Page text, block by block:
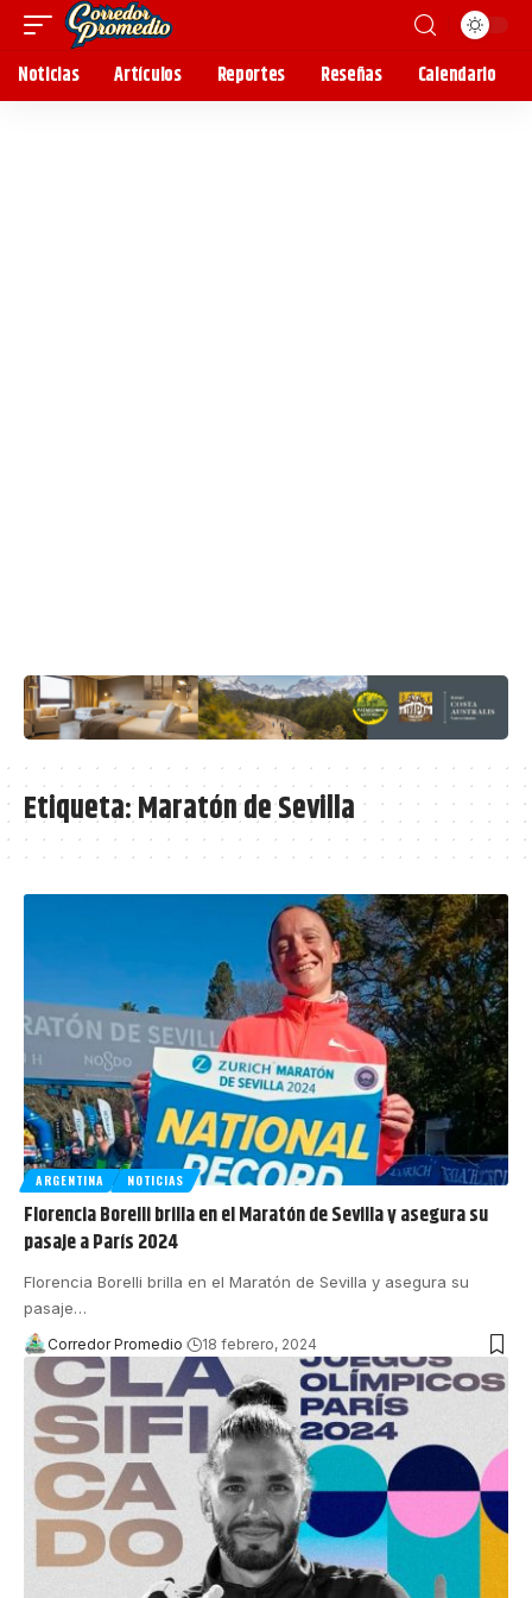
Noticias Artículos Reportes Reseñas Calendario
Etiqueta:Maratón de Sevilla
ARGENTINA NOTICIAS
Florencia Borelli brilla en el Maratón de Sevilla y asegura su
pasaje a París 2024
Florencia Borelli brilla en el Maratón de Sevilla y asegura su
pasaje…
Corredor Promedio 18 febrero, 2024